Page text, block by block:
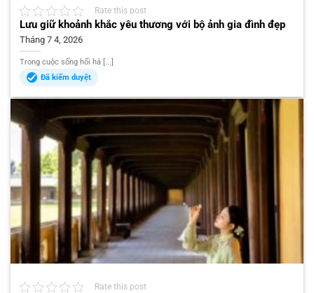
Rate this post
Lưu giữ khoảnh khắc yêu thương với bộ ảnh gia đình đẹp
Tháng 7 4, 2026
Trong cuộc sống hối hả [...]
Đã kiểm duyệt
Rate this post